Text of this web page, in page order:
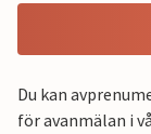
Du kan
för avanmälan i